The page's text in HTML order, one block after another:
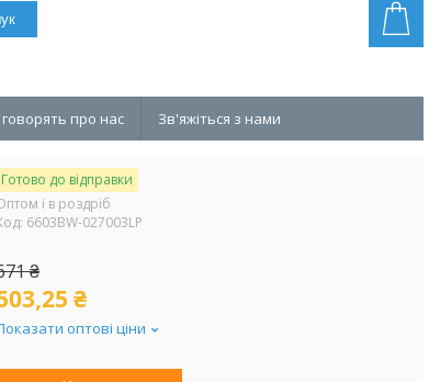
про нас Зв'яжіться з нами
Готово до відправки
і в роздріб
6603BW-027003LP
₴
₴
оптові ціни